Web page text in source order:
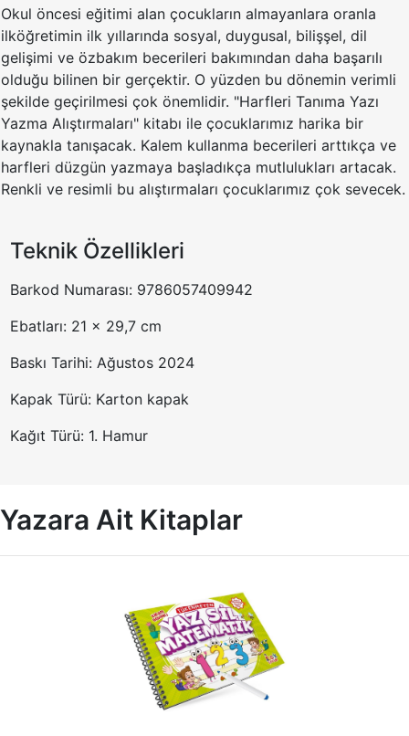
Okul öncesi eğitimi alan çocukların almayanlara oranla
ilköğretimin ilk yıllarında sosyal, duygusal, bilişşel, dil
gelişimi ve özbakım becerileri bakımından daha başarılı
olduğu bilinen bir gerçektir. O yüzden bu dönemin verimli
şekilde geçirilmesi çok önemlidir. "Harfleri Tanıma Yazı
Yazma Alıştırmaları" kitabı ile çocuklarımız harika bir
kaynakla tanışacak. Kalem kullanma becerileri arttıkça ve
harfleri düzgün yazmaya başladıkça mutlulukları artacak.
Renkli ve resimli bu alıştırmaları çocuklarımız çok sevecek.
Teknik Özellikleri
Barkod Numarası: 9786057409942
Ebatları: 21 x 29,7 cm
Baskı Tarihi: Ağustos 2024
Kapak Türü: Karton kapak
Kağıt Türü: 1. Hamur
Yazara Ait Kitaplar